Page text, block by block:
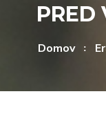
PRED
Domov